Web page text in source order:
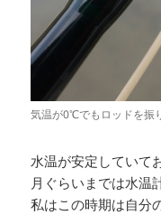
気温が0℃でもロッドを振
水温が安定していて
月ぐらいまでは水温
私はこの時期は自分